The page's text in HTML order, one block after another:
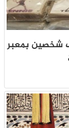
شخصين بمعبر